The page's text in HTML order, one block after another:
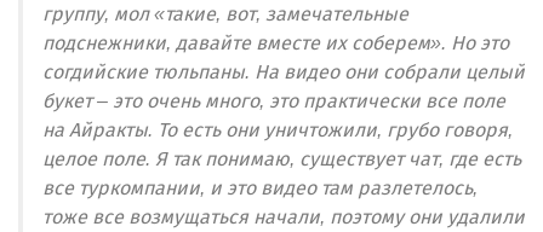
группу, мол «такие, вот, замечательные
подснежники, давайте вместе их соберем». Но это
согдийские тюльпаны. На видео они собрали целый
букет – это очень много, это практически все поле
на Айракты. То есть они уничтожили, грубо говоря,
целое поле. Я так понимаю, существует чат, где есть
все туркомпании, и это видео там разлетелось,
тоже все возмущаться начали, поэтому они удалили